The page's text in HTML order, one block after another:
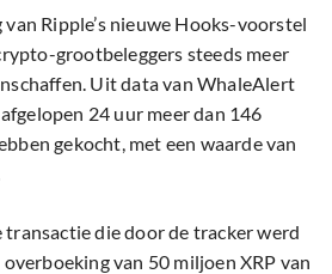
Ripple’s nieuwe Hooks-voorstel
grootbeleggers steeds meer
Uit data van WhaleAlert
24 uur meer dan 146
gekocht, met een waarde van
transactie die door de tracker werd
van 50 miljoen XRP van